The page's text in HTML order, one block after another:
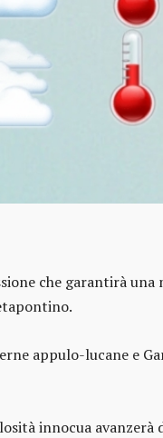
che garantirà
appulo-lucane e
innocua avanzerà